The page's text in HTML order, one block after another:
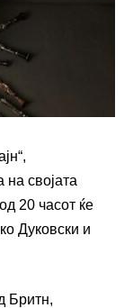
својата
20 часот ќе
Дуковски и
Бритн,